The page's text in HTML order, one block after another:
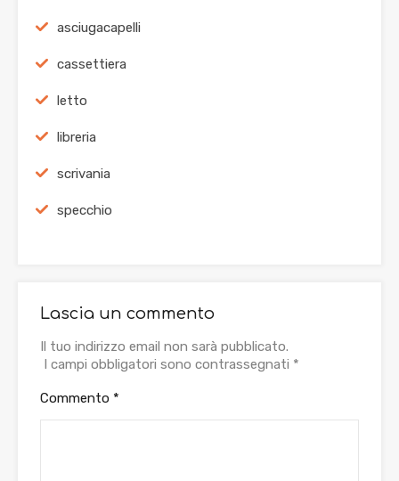
asciugacapelli
cassettiera
letto
libreria
scrivania
specchio
Lascia un commento
Il tuo indirizzo email non sarà pubblicato.
I campi obbligatori sono contrassegnati *
Commento *